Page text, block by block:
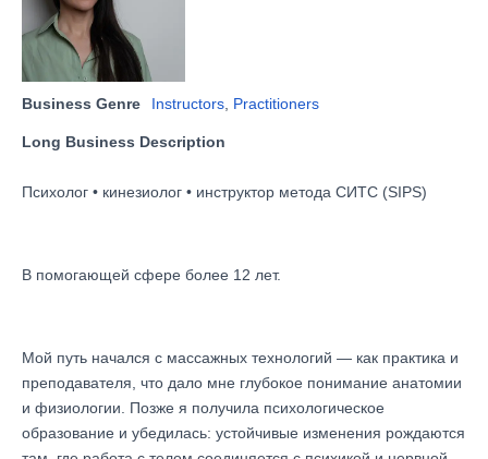
Business Genre Instructors Practitioners
Long Business Description
Психолог • кинезиолог • инструктор метода СИТС (SIPS)
В помогающей сфере более 12 лет.
Мой путь начался с массажных технологий — как практика и
преподавателя, что дало мне глубокое понимание анатомии
и физиологии. Позже я получила психологическое
образование и убедилась: устойчивые изменения рождаются